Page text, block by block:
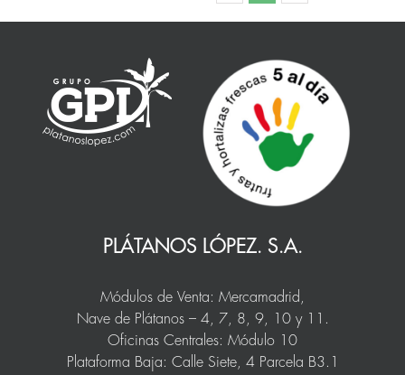
PLÁTANOS LÓPEZ. S.A.
Módulos de Venta: Mercamadrid,
Nave de Plátanos – 4, 7, 8, 9, 10 y 11.
Oficinas Centrales: Módulo 10
Plataforma Baja: Calle Siete, 4 Parcela B3.1